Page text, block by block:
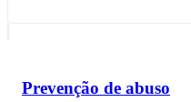
Prevenção de abuso